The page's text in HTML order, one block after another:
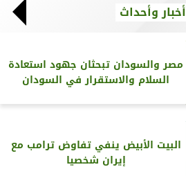
أخبار وأحداث
مصر والسودان تبحثان جهود استعادة
السلام والاستقرار في السودان
البيت الأبيض ينفي تفاوض ترامب مع
إيران شخصيا